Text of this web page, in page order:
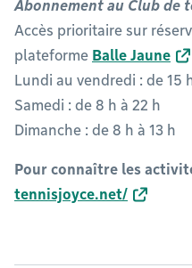
Abonnement au Club de
Accès prioritaire sur
plateforme Balle Jaune
Lundi au vendredi : de 15
Samedi : de 8 h à 22 h
Dimanche : de 8 h à 13 h
Pour connaître les
tennisjoyce.net/